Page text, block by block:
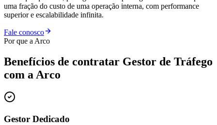
uma fração do custo de uma operação interna, com performance
superior e escalabilidade infinita.
Fale conosco
Por que a Arco
Benefícios de contratar Gestor de Tráfego
com a Arco
Gestor Dedicado